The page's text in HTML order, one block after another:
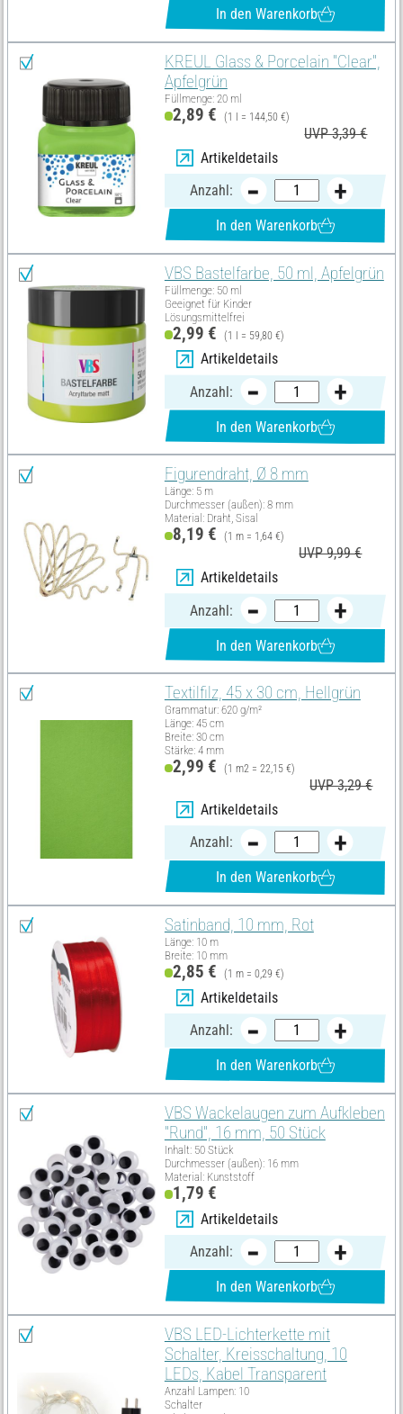
In den Warenkorb
KREUL Glass & Porcelain "Clear",
Apfelgrün
Füllmenge: 20 ml
2,89 € (1 l = 144,50 €)
UVP 3,39 €
Artikeldetails
Anzahl:
In den Warenkorb
VBS Bastelfarbe, 50 ml, Apfelgrün
Füllmenge: 50 ml
Geeignet für Kinder
Lösungsmittelfrei
2,99 € (1 l = 59,80 €)
Artikeldetails
Anzahl:
In den Warenkorb
Figurendraht, Ø 8 mm
Länge: 5 m
Durchmesser (außen): 8 mm
Material: Draht, Sisal
8,19 € (1 m = 1,64 €)
UVP 9,99 €
Artikeldetails
Anzahl:
In den Warenkorb
Textilfilz, 45 x 30 cm, Hellgrün
Grammatur: 620 g/m²
Länge: 45 cm
Breite: 30 cm
Stärke: 4 mm
2,99 € (1 m2 = 22,15 €)
UVP 3,29 €
Artikeldetails
Anzahl:
In den Warenkorb
Satinband, 10 mm, Rot
Länge: 10 m
Breite: 10 mm
2,85 € (1 m = 0,29 €)
Artikeldetails
Anzahl:
In den Warenkorb
VBS Wackelaugen zum Aufkleben
"Rund", 16 mm, 50 Stück
Inhalt: 50 Stück
Durchmesser (außen): 16 mm
Material: Kunststoff
1,79 €
Artikeldetails
Anzahl:
In den Warenkorb
VBS LED-Lichterkette mit
Schalter, Kreisschaltung, 10
LEDs, Kabel Transparent
Anzahl Lampen: 10
Schalter